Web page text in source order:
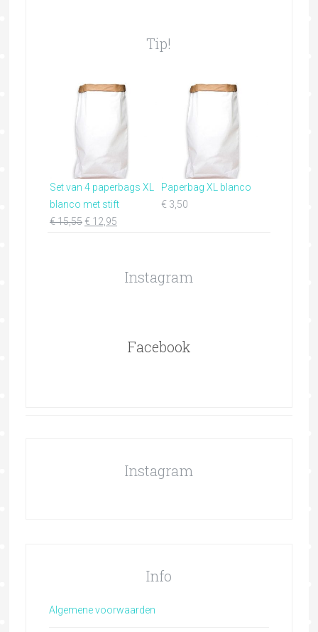
Tip!
Set van 4 paperbags XL
blanco met stift
€15,55 €12,95
Paperbag XL blanco
€ 3,50
Instagram
Facebook
Instagram
Info
Algemene voorwaarden